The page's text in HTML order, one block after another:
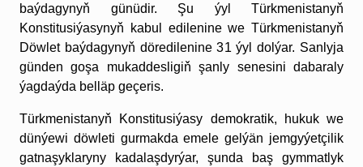
baýdagynyň günüdir. Şu ýyl Türkmenistanyň
Konstitusiýasynyň kabul edilenine we Türkmenistanyň
Döwlet baýdagynyň döredilenine 31ýyl dolýar. Sanlyja
günden goşa mukaddesligiň şanly senesini dabaraly
ýagdaýda belläp geçeris.
Türkmenistanyň Konstitusiýasy demokratik, hukuk we
dünýewi döwleti gurmakda emele gelýän jemgyýetçilik
gatnaşyklaryny kadalaşdyrýar, şunda baş gymmatlyk